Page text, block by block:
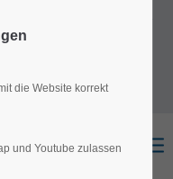
die Website korrekt
und Youtube zulassen